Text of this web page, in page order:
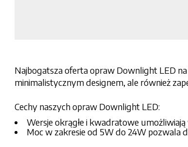
Najbogatsza oferta opraw Downlight LED
minimalistycznym designem, ale również
Cechy naszych opraw Downlight LED:
Wersje okrągłe i kwadratowe
Moc w zakresie od 5W do 24W pozwala